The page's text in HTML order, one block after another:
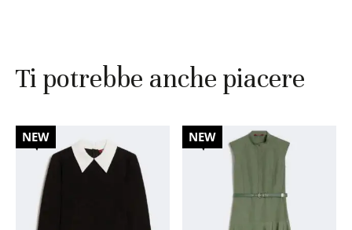
Ti potrebbe anche piacere
30%
NEW 30%
NEW